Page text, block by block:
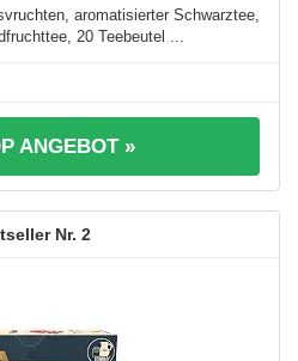
aromatisierter Schwarztee,
20 Teebeutel ...
ANGEBOT »
2